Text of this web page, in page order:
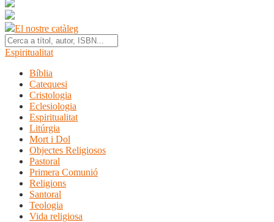
El nostre catàleg
Espiritualitat
Bíblia
Catequesi
Cristologia
Eclesiologia
Espiritualitat
Litúrgia
Mort i Dol
Objectes Religiosos
Pastoral
Primera Comunió
Religions
Santoral
Teologia
Vida religiosa